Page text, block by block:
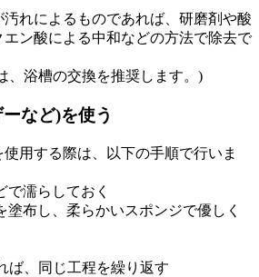
れによるものであれば、研磨剤や酸
ン酸による中和などの方法で除去で
、浴槽の交換を推奨します。)
など)を使う
用する際は、以下の手順で行いま
濡らしておく
布し、柔らかいスポンジで優しく
ば、同じ工程を繰り返す